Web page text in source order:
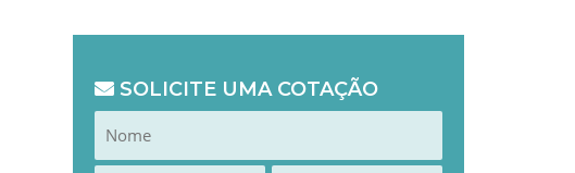
SOLICITE UMA COTAÇÃO